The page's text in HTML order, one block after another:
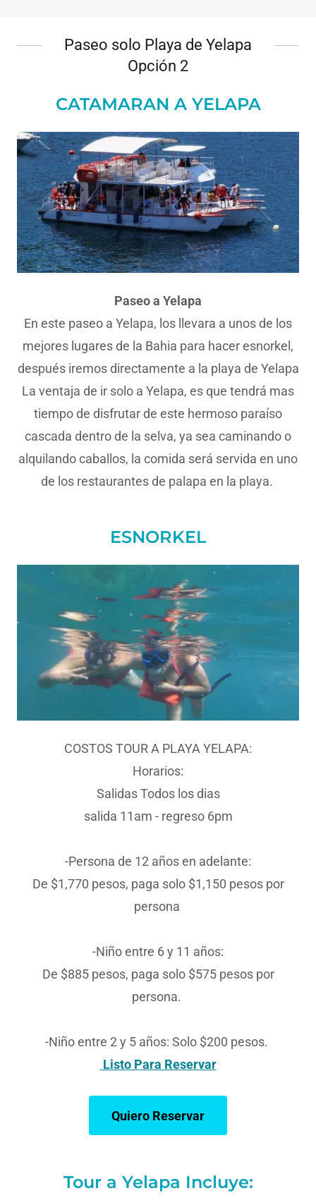
Paseo solo Playa de Yelapa
Opción 2
CATAMARAN A YELAPA
Paseo a Yelapa
En este paseo a Yelapa, los llevara a unos de los
mejores lugares de la Bahia para hacer esnorkel,
después iremos directamente a la playa de Yelapa
La ventaja de ir solo a Yelapa, es que tendrá mas
tiempo de disfrutar de este hermoso paraíso
cascada dentro de la selva, ya sea caminando o
alquilando caballos, la comida será servida en uno
de los restaurantes de palapa en la playa.
ESNORKEL
COSTOS TOUR A PLAYA YELAPA:
Horarios:
Salidas Todos los dias
salida 11am - regreso 6pm
-Persona de 12 años en adelante:
De $1,770 pesos, paga solo $1,150 pesos por
persona
-Niño entre 6 y 11 años:
De $885 pesos, paga solo $575 pesos por
persona.
-Niño entre 2 y 5 años: Solo $200 pesos.
Listo Para Reservar
Quiero Reservar
Tour a Yelapa Incluye: